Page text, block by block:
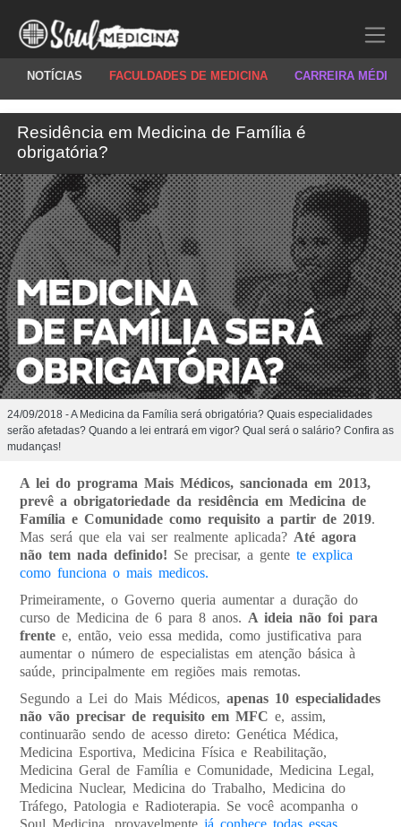
NOTÍCIAS FACULDADES DE MEDICINA CARREIRA
Residência em Medicina de Família é
obrigatória?
24/09/2018 - A Medicina da Família será obrigatória? Quais especialidades
serão afetadas? Quando a lei entrará em vigor? Qual será o salário? Confira as
mudanças!
A lei do programa Mais Médicos, sancionada em 2013,
prevê a obrigatoriedade da residência em Medicina de
Família e Comunidade como requisito a partir de 2019.
Mas será que ela vai ser realmente aplicada? Até agora
não tem nada definido! Se precisar, a gentete explica
como funciona o mais medicos.
Primeiramente, o Governo queria aumentar a duração do
curso de Medicina de 6 para 8 anos. A ideia não foi para
frente e, então, veio essa medida, como justificativa para
aumentar o número de especialistas em atenção básica à
saúde, principalmente em regiões mais remotas.
Segundo a Lei do Mais Médicos,apenas 10 especialidades
não vão precisar de requisito em MFC e, assim,
continuarão sendo de acesso direto: Genética Médica,
Medicina Esportiva, Medicina Física e Reabilitação,
Medicina Geral de Família e Comunidade, Medicina Legal,
Medicina Nuclear, Medicina do Trabalho, Medicina do
Tráfego, Patologia e Radioterapia. Se você acompanha o